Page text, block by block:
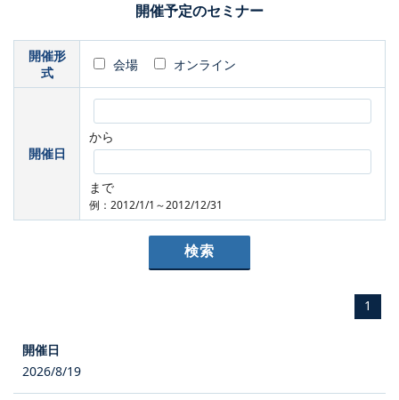
開催予定のセミナー
開催形
式
会場 オンライン
開催日
から
まで
例：2012/1/1～2012/12/31
1
2026/8/19